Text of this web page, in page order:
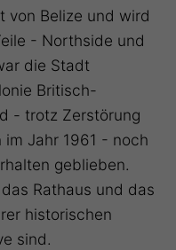
von Belize und wird
- Northside und
die Stadt
Britisch-
- trotz Zerstörung
Jahr 1961 - noch
geblieben.
Rathaus und das
historischen
sind.